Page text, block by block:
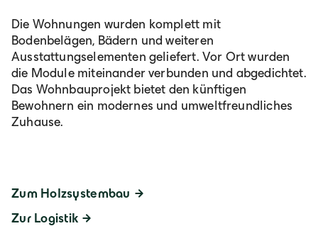
Zum Holzsystembau
Zur Logistik
Die Wohnungen wurden komplett mit
Bodenbelägen, Bädern und weiteren
Ausstattungselementen geliefert. Vor Ort wurden
die Module miteinander verbunden und abgedichtet.
Das Wohnbauprojekt bietet den künftigen
Bewohnern ein modernes und umweltfreundliches
Zuhause.